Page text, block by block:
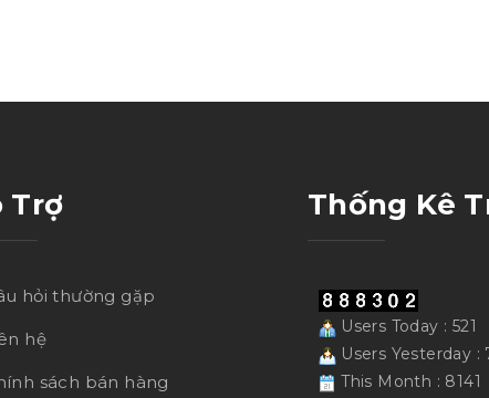
Trợ
hỏi thường gặp
hệ
sách bán hàng
Thống Kê
Users Today : 521
Users Yesterday :
This Month : 8141